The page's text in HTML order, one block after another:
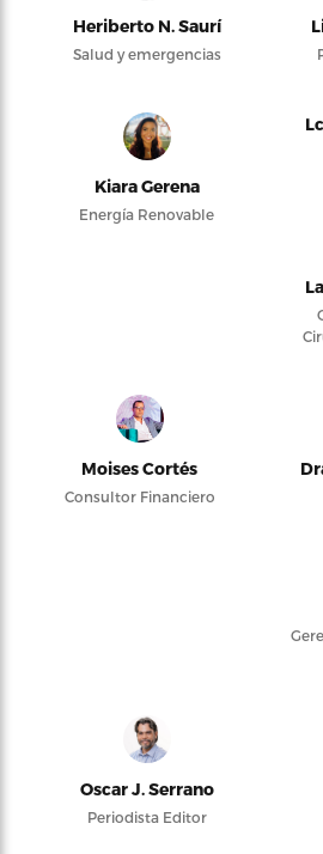
Heriberto N. Saurí
Salud y emergencias
Kiara Gerena
Energía Renovable
Moises Cortés
Consultor Financiero
Oscar J. Serrano
Periodista Editor